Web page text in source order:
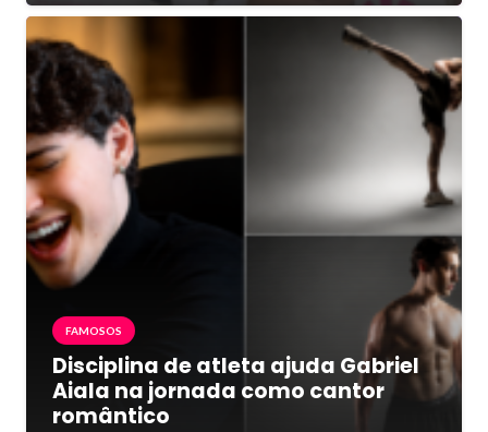
FAMOSOS
Disciplina de atleta ajuda Gabriel
Aiala na jornada como cantor
romântico